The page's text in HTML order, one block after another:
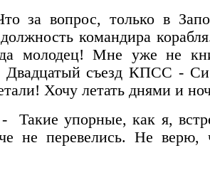
за вопрос, только в
командира
молодец! Мне уже не
Двадцатый съезд КПСС -
Хочу летать днями и
как я,
не перевелись. Не верю,